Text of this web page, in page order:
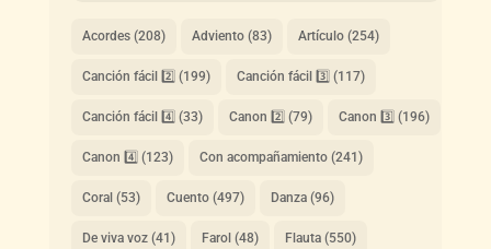
Acordes(208) Adviento(83) Artículo(254)
Canción fácil 2️⃣ (199) Canción fácil 3️⃣ (117)
Canción fácil 4️⃣ (33) Canon 2️⃣ (79) Canon 3️⃣ (196)
Canon 4️⃣ (123) Con acompañamiento(241)
Coral (53) Cuento(497) Danza(96)
De viva voz(41) Farol (48) Flauta(550)